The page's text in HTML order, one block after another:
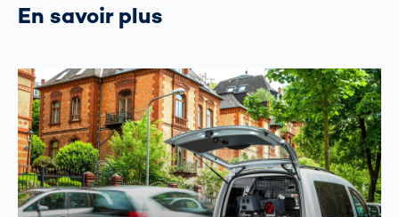
En savoir plus